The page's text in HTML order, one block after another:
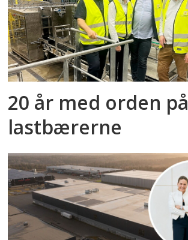
20 år med orden på
lastbærerne